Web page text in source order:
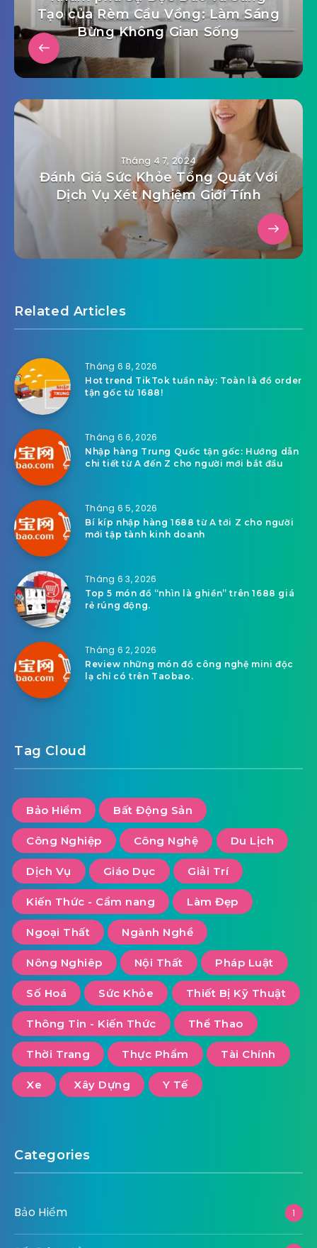
Tạo của Rèm Cầu Vồng: Làm Sáng
Bừng Không Gian Sống
Tháng 4 7, 2024
Đánh Giá Sức Khỏe Tổng Quát Với
Dịch Vụ Xét Nghiệm Giới Tính
Related Articles
Tháng 6 8, 2026
Hot trend TikTok tuần này: Toàn là đồ order
tận gốc từ 1688!
Tháng 6 6, 2026
Nhập hàng Trung Quốc tận gốc: Hướng dẫn
chi tiết từ A đến Z cho người mới bắt đầu
Tháng 6 5, 2026
Bí kíp nhập hàng 1688 từ A tới Z cho người
mới tập tành kinh doanh
Tháng 6 3, 2026
Top 5 món đồ “nhìn là ghiền” trên 1688 giá
rẻ rúng động.
Tháng 6 2, 2026
Review những món đồ công nghệ mini độc
lạ chỉ có trên Taobao.
Tag Cloud
Bảo Hiểm Bất Động Sản
Công Nghiệp Công Nghệ Du Lịch
Dịch Vụ Giáo Dục Giải Trí
Kiến Thức - Cẩm nang Làm Đẹp
Ngoại Thất Ngành Nghề
Nông Nghiêp Nội Thất Pháp Luật
Số Hoá Sức Khỏe Thiết Bị Kỹ Thuật
Thông Tin - Kiến Thức Thể Thao
Thời Trang Thực Phẩm Tài Chính
Xe Xây Dựng Y Tế
Categories
Bảo Hiểm 1